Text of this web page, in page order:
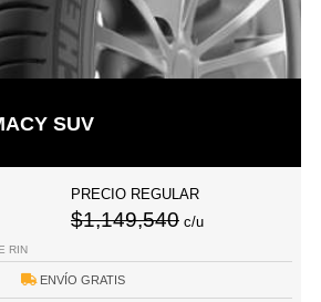
SUV
PRECIO REGULAR
$1,149,540 c/u
RIN
ENVÍO GRATIS